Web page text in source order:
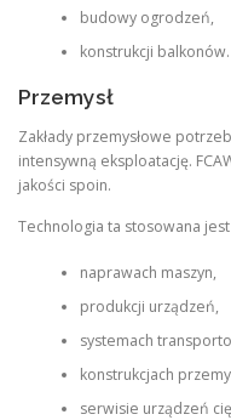
budowy ogrodzeń,
konstrukcji balkonów.
Przemysł
Zakłady przemysłowe
intensywną eksploatację.
jakości spoin.
Technologia ta stosowana
naprawach maszyn,
produkcji urządzeń,
systemach
konstrukcjach
serwisie urządzeń